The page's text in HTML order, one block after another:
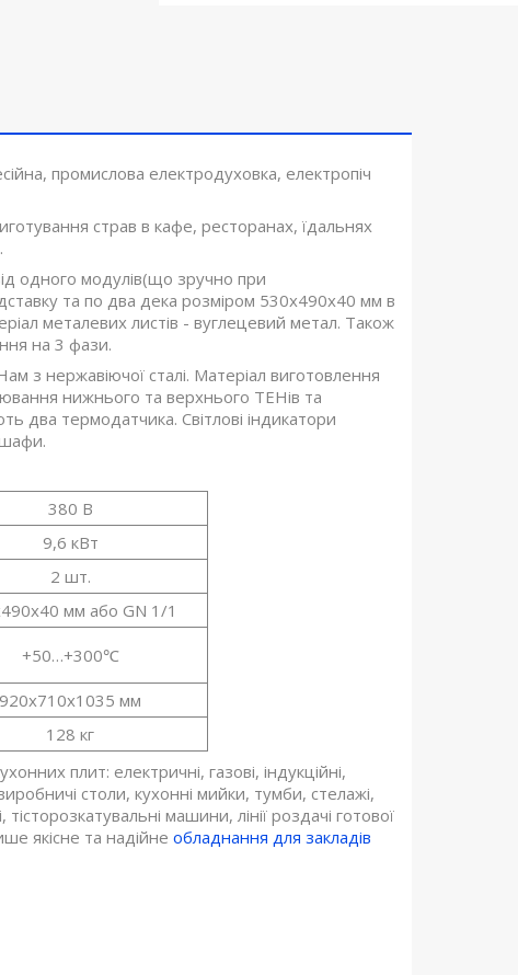
промислова електродуховка, електропіч
страв в кафе, ресторанах, їдальнях
одного модулів(що зручно при
та по два дека розміром 530х490х40 мм в
металевих листів - вуглецевий метал. Також
на 3 фази.
з нержавіючої сталі. Матеріал виготовлення
нижнього та верхнього ТЕНів та
два термодатчика. Світлові індикатори
380 В
9,6 кВт
2 шт.
мм або GN 1/1
+50…+300℃
920х710х1035 мм
128 кг
плит: електричні, газові, індукційні,
столи, кухонні мийки, тумби, стелажі,
машини, лінії роздачі готової
якісне та надійне обладнання для закладів